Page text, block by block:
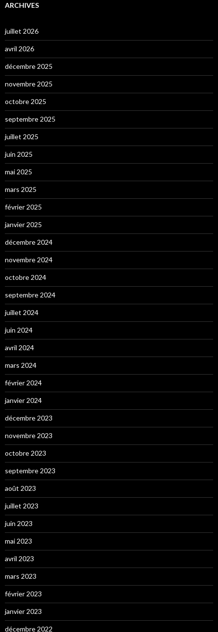
ARCHIVES
juillet 2026
avril 2026
décembre 2025
novembre 2025
octobre 2025
septembre 2025
juillet 2025
juin 2025
mai 2025
mars 2025
février 2025
janvier 2025
décembre 2024
novembre 2024
octobre 2024
septembre 2024
juillet 2024
juin 2024
avril 2024
mars 2024
février 2024
janvier 2024
décembre 2023
novembre 2023
octobre 2023
septembre 2023
août 2023
juillet 2023
juin 2023
mai 2023
avril 2023
mars 2023
février 2023
janvier 2023
décembre 2022